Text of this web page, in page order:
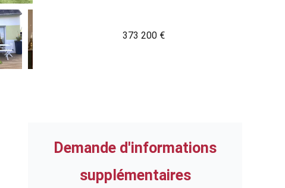
373 200 €
Demande d'informations
supplémentaires